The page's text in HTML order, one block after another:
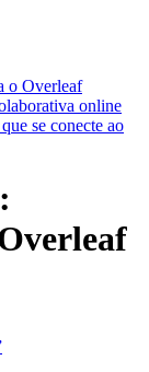
o Overleaf
online
se conecte ao